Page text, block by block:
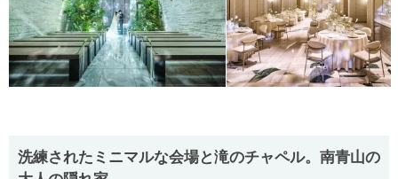
洗練されたミニマルな会場と滝のチャペル。南青山の